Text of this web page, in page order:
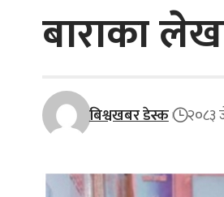
बाराका
बिश्वखबर डेस्क २०८३